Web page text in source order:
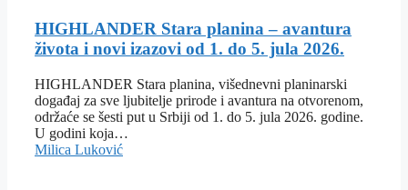
HIGHLANDER Stara planina – avantura
života i novi izazovi od 1. do 5. jula 2026.
HIGHLANDER Stara planina, višednevni planinarski
događaj za sve ljubitelje prirode i avantura na otvorenom,
održaće se šesti put u Srbiji od 1. do 5. jula 2026. godine.
U godini koja…
Milica Luković